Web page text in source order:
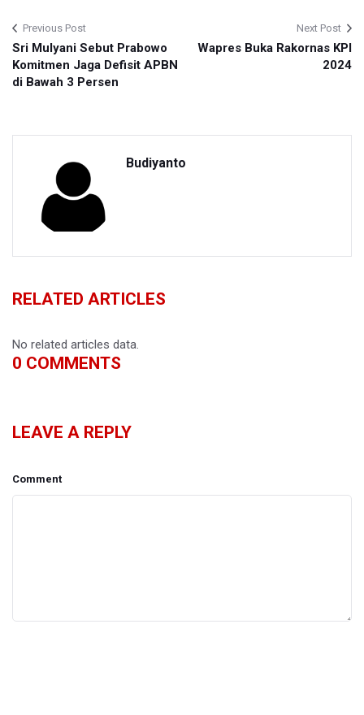
Previous Post
Sri Mulyani Sebut Prabowo
Komitmen Jaga Defisit APBN
di Bawah 3 Persen
Next Post
Wapres Buka Rakornas KPI
2024
Budiyanto
RELATED ARTICLES
No related articles data.
0 COMMENTS
LEAVE A REPLY
Comment